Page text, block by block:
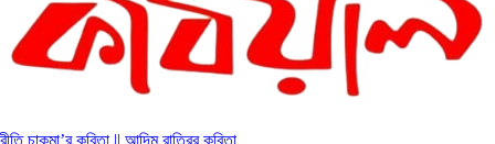
রীতি চাকমা’র কবিতা || আদিম রাত্রির কবিতা